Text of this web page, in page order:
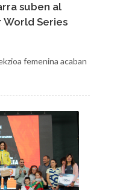
suben al
World Series
femenina acaban